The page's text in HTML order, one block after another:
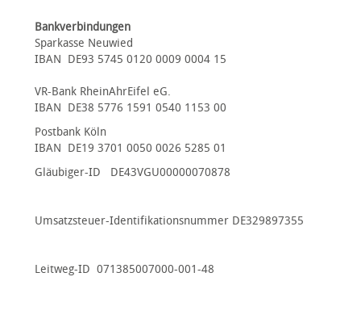
Bankverbindungen
Sparkasse Neuwied
IBAN DE93 5745 0120 0009 0004 15
VR-Bank RheinAhrEifel eG.
IBAN DE38 5776 1591 0540 1153 00
Postbank Köln
IBAN DE19 3701 0050 0026 5285 01
Gläubiger-ID DE43VGU00000070878
Umsatzsteuer-Identifikationsnummer DE329897355
Leitweg-ID 071385007000-001-48